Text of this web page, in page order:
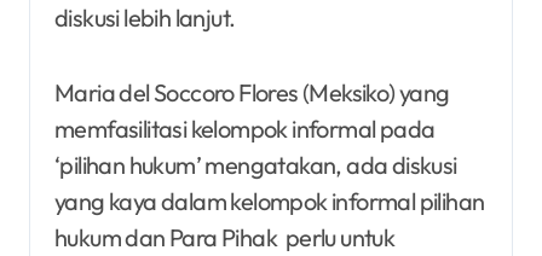
diskusi lebih lanjut.
Maria del Soccoro Flores (Meksiko) yang
memfasilitasi kelompok informal pada
‘pilihan hukum’ mengatakan, ada diskusi
yang kaya dalam kelompok informal pilihan
hukum dan Para Pihak perlu untuk